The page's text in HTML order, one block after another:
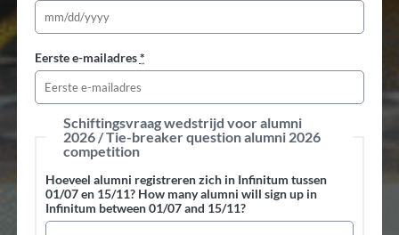
Eerste e-mailadres*
Schiftingsvraag wedstrijd voor alumni
2026 / Tie-breaker question alumni 2026
competition
Hoeveel alumni registreren zich in Infinitum tussen
01/07 en 15/11? How many alumni will sign up in
Infinitum between 01/07 and 15/11?